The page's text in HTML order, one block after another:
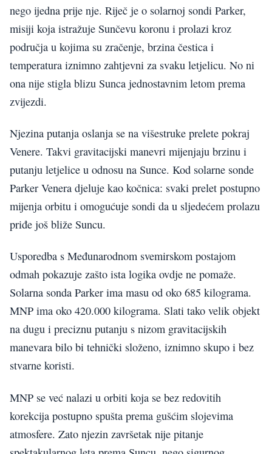
nego ijedna prije nje. Riječ je o solarnoj sondi Parker,
misiji koja istražuje Sunčevu koronu i prolazi kroz
područja u kojima su zračenje, brzina čestica i
temperatura iznimno zahtjevni za svaku letjelicu. No ni
ona nije stigla blizu Sunca jednostavnim letom prema
zvijezdi.
Njezina putanja oslanja se na višestruke prelete pokraj
Venere. Takvi gravitacijski manevri mijenjaju brzinu i
putanju letjelice u odnosu na Sunce. Kod solarne sonde
Parker Venera djeluje kao kočnica: svaki prelet postupno
mijenja orbitu i omogućuje sondi da u sljedećem prolazu
priđe još bliže Suncu.
Usporedba s Međunarodnom svemirskom postajom
odmah pokazuje zašto ista logika ovdje ne pomaže.
Solarna sonda Parker ima masu od oko 685 kilograma.
MNP ima oko 420.000 kilograma. Slati tako velik objekt
na dugu i preciznu putanju s nizom gravitacijskih
manevara bilo bi tehnički složeno, iznimno skupo i bez
stvarne koristi.
MNP se već nalazi u orbiti koja se bez redovitih
korekcija postupno spušta prema gušćim slojevima
atmosfere. Zato njezin završetak nije pitanje